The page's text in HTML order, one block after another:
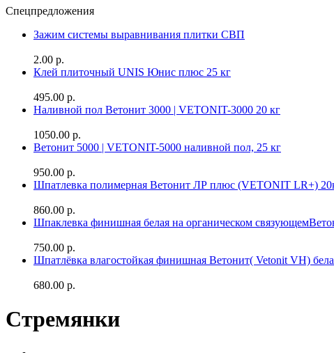
Спецпредложения
Зажим системы выравнивания плитки СВП
2.00 р.
Клей плиточный UNIS Юнис плюс 25 кг
495.00 р.
Наливной пол Ветонит 3000 | VETONIT-3000 20 кг
1050.00 р.
Ветонит 5000 | VETONIT-5000 наливной пол, 25 кг
950.00 р.
Шпатлевка полимерная Ветонит ЛР плюс (VETONIT LR+)
860.00 р.
Шпаклевка финишная белая на органическом
750.00 р.
Шпатлёвка влагостойкая финишная Ветонит( Vetonit VH)
680.00 р.
Стремянки